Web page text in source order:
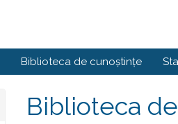
Biblioteca de cunoștințe
Biblioteca